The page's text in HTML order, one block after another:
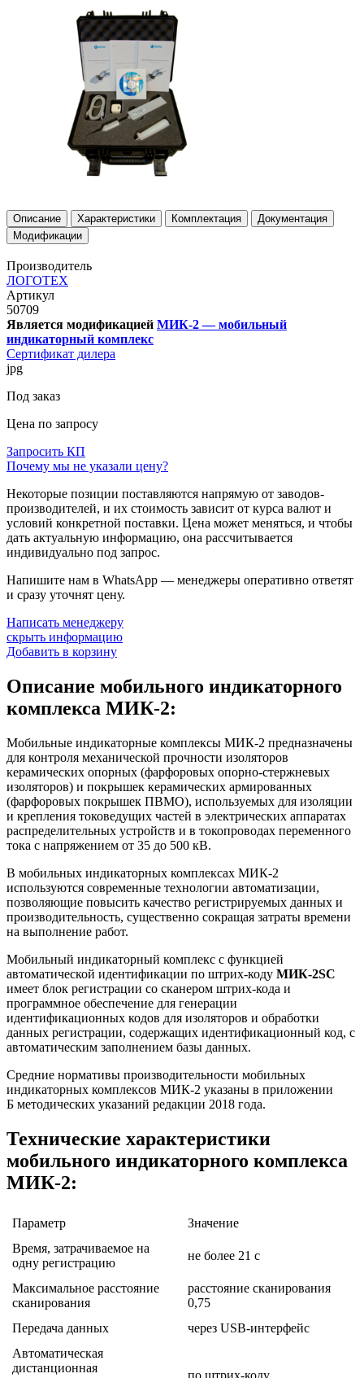
Описание Характеристики Комплектация
Документация
Модификации
Производитель
ЛОГОТЕХ
Артикул
50709
Является модификацией МИК-2 — мобильный
индикаторный комплекс
Сертификат дилера
jpg
Под заказ
Цена по запросу
Запросить КП
Почему мы не указали цену?
Некоторые позиции поставляются напрямую от заводов-
производителей, и их стоимость зависит от курса валют и
условий конкретной поставки. Цена может меняться, и чтобы
дать актуальную информацию, она рассчитывается
индивидуально под запрос.
Напишите нам в WhatsApp — менеджеры оперативно ответят
и сразу уточнят цену.
Написать менеджеру
скрыть информацию
Добавить в корзину
Описание мобильного индикаторного
комплекса МИК-2:
Мобильные индикаторные комплексы МИК-2 предназначены
для контроля механической прочности изоляторов
керамических опорных (фарфоровых опорно-стержневых
изоляторов) и покрышек керамических армированных
(фарфоровых покрышек ПВМО), используемых для изоляции
и крепления токоведущих частей в электрических аппаратах
распределительных устройств и в токопроводах переменного
тока с напряжением от 35 до 500 кВ.
В мобильных индикаторных комплексах МИК-2
используются современные технологии автоматизации,
позволяющие повысить качество регистрируемых данных и
производительность, существенно сокращая затраты времени
на выполнение работ.
Мобильный индикаторный комплекс с функцией
автоматической идентификации по штрих-коду МИК-2SC
имеет блок регистрации со сканером штрих-кода и
программное обеспечение для генерации
идентификационных кодов для изоляторов и обработки
данных регистрации, содержащих идентификационный код, с
автоматическим заполнением базы данных.
Средние нормативы производительности мобильных
индикаторных комплексов МИК-2 указаны в приложении
Б методических указаний редакции 2018 года.
Технические характеристики
мобильного индикаторного комплекса
МИК-2:
Параметр
Значение
Время, затрачиваемое на
одну регистрацию
не более 21 с
Максимальное расстояние
сканирования
расстояние сканирования
0,75
Передача данных
через USB-интерфейс
Автоматическая
дистанционная
по штрих-коду